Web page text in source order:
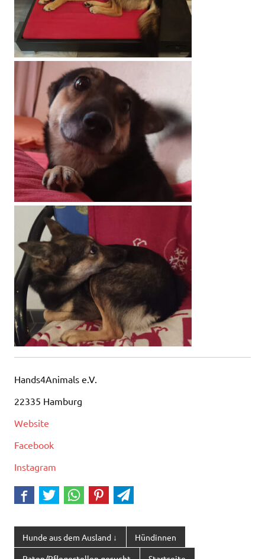
Hands4Animals e.V.
22335 Hamburg
Website
Facebook
Instagram
Hunde aus dem Ausland ↓ Hündinnen